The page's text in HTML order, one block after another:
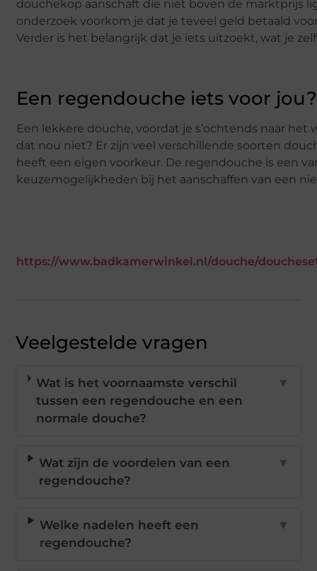
douchekop aanschaft die niet boven de marktprijs
onderzoek voorkom je dat je teveel geld betaald
Verder is het belangrijk dat je iets uitzoekt, wat je
Een regendouche iets voor jou?
Een lekkere douche, voordat je s’ochtends naar het
dat nou niet? Er zijn veel verschillende soorten
heeft een eigen voorkeur. De regendouche is een
keuzemogelijkheden bij het aanschaffen van een
https://www.badkamerwinkel.nl/douche/
Veelgestelde vragen
Wat is het voornaamste verschil
tussen een regendouche en een
normale douche?
▼
Wat zijn de voordelen van een
regendouche?
▼
Welke nadelen heeft een
regendouche?
▼